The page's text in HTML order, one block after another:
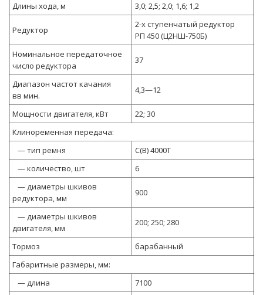
Длины хода, м 3,0; 2,5; 2,0; 1,6; 1,2
Редуктор
2-х ступенчатый редуктор
РП 450 (Ц2НШ-750Б)
Номинальное передаточное
число редуктора
37
Диапазон частот качания
вв мин.
4,3—12
Мощности двигателя, кВт
22; 30
Клиноременная передача:
— тип ремня
С(В) 4000Т
— количество, шт
6
— диаметры шкивов
редуктора, мм
900
— диаметры шкивов
двигателя, мм
200; 250; 280
Тормоз
барабанный
Габаритные размеры, мм:
— длина
7100